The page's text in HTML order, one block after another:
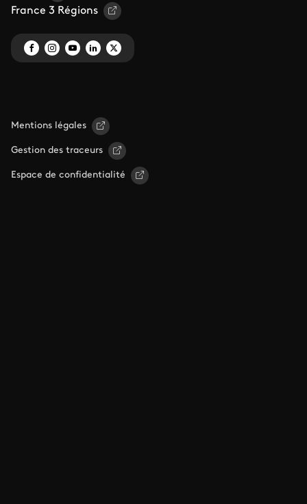
France 3 Régions
Mentions légales
Gestion des traceurs
Espace de confidentialité